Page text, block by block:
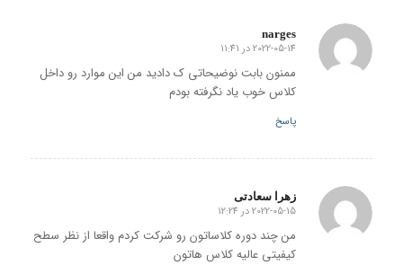
narges
گفته:
2022-05-14 در 11:41
ممنون بابت نوضیحاتی ک دادید من این موارد رو داخل
کلاس خوب یاد نگرفته بودم
پاسخ
زهرا سعادتی
گفته:
2022-05-15 در 12:24
من چند دوره کلاساتون رو شرکت کردم واقعا از نظر سطح
کیفیتی عالیه کلاس هاتون